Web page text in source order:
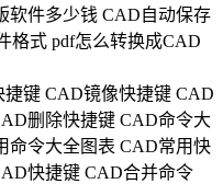
软件多少钱 CAD自动保存
格式 pdf怎么转换成CAD
捷键 CAD镜像快捷键 CAD
删除快捷键 CAD命令大
命令大全图表 CAD常用快
快捷键 CAD合并命令